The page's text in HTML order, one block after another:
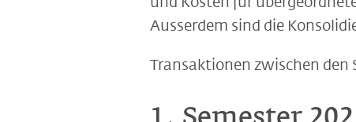
Ausserdem sind die
Transaktionen zwischen
1. Semester